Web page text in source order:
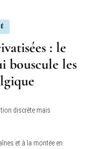
: le
bouscule les
discrète mais
et à la montée en